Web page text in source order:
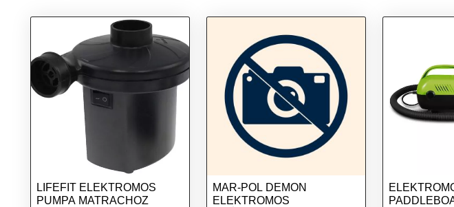
LIFEFIT ELEKTROMOS
PUMPA MATRACHOZ
MAR-POL DEMON
ELEKTROMOS